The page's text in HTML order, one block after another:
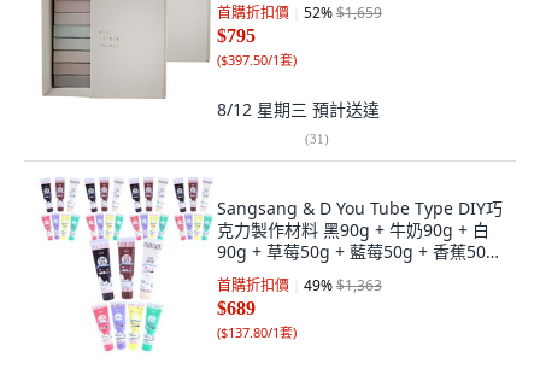
首購折扣價 52%$1,659
$795
($397.50/1套)
8/12 星期三 預計送達
(31)
Sangsang & D You Tube Type DIY巧
克力製作材料 黑90g + 牛奶90g + 白
90g + 草莓50g + 藍莓50g + 香蕉50g
+ 青芒果50g套組, 7種, 5套
首購折扣價 49%$1,363
$689
($137.80/1套)